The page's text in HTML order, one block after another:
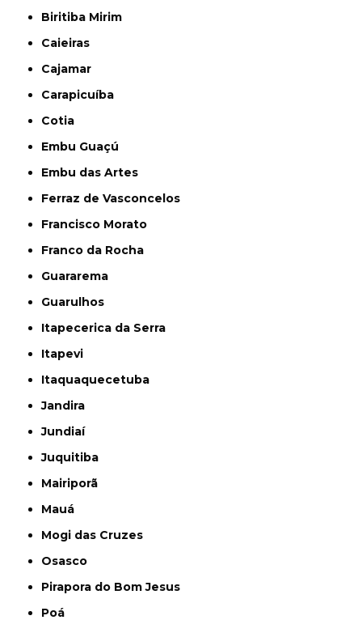
Biritiba Mirim
Caieiras
Cajamar
Carapicuíba
Cotia
Embu Guaçú
Embu das Artes
Ferraz de Vasconcelos
Francisco Morato
Franco da Rocha
Guararema
Guarulhos
Itapecerica da Serra
Itapevi
Itaquaquecetuba
Jandira
Jundiaí
Juquitiba
Mairiporã
Mauá
Mogi das Cruzes
Osasco
Pirapora do Bom Jesus
Poá